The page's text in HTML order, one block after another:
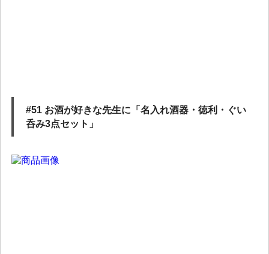
#51 お酒が好きな先生に「名入れ酒器・徳利・ぐい
呑み3点セット」